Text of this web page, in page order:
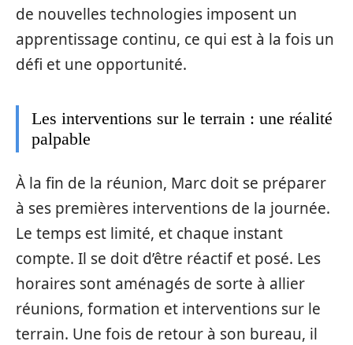
de nouvelles technologies imposent un
apprentissage continu, ce qui est à la fois un
défi et une opportunité.
Les interventions sur le terrain : une réalité
palpable
À la fin de la réunion, Marc doit se préparer
à ses premières interventions de la journée.
Le temps est limité, et chaque instant
compte. Il se doit d’être réactif et posé. Les
horaires sont aménagés de sorte à allier
réunions, formation et interventions sur le
terrain. Une fois de retour à son bureau, il